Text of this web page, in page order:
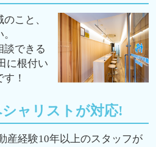
こと、
談できる
に根付い
！
ャリストが対応!
産経験10年以上のスタッフが